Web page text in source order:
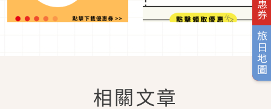
旅日地圖
相關文章